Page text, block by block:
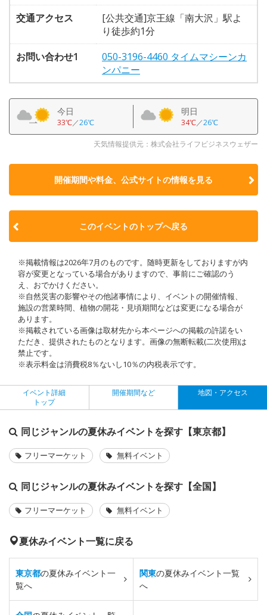
交通アクセス
[公共交通]京王線「南大沢」駅よ
り徒歩約1分
お問い合わせ1
050-3196-4460 タイムマシーンカ
ンパニー
今日
33℃／26℃
明日
34℃／26℃
天気情報提供元：株式会社ライフビジネスウェザー
開催期間や料金、公式サイトの情報を見る
このイベントのトップへ戻る
※掲載情報は2026年7月のものです。随時更新をしておりますが内
容が変更となっている場合がありますので、事前にご確認のう
え、おでかけください。
※自然災害の影響やその他諸事情により、イベントの開催情報、
施設の営業時間、植物の開花・見頃期間などは変更になる場合が
あります。
※掲載されている画像は取材先から本ページへの掲載の許諾をい
ただき、提供されたものとなります。画像の無断転載(二次使用)は
禁止です。
※表示料金は消費税8％ないし10％の内税表示です。
イベント詳細
トップ
開催期間など 地図・アクセス
同じジャンルの夏休みイベントを探す【東京都】
フリーマーケット 無料イベント
同じジャンルの夏休みイベントを探す【全国】
フリーマーケット 無料イベント
夏休みイベント一覧に戻る
東京都の夏休みイベント一
覧へ
関東の夏休みイベント一覧
へ